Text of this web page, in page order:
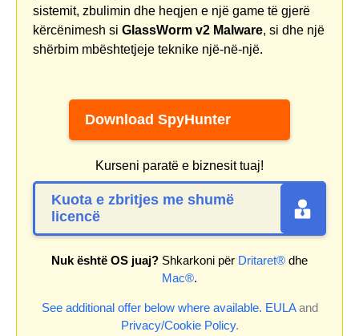
sistemit, zbulimin dhe heqjen e një game të gjerë
kërcënimesh si GlassWorm v2 Malware, si dhe një
shërbim mbështetjeje teknike një-në-një.
Download SpyHunter
Kurseni paratë e biznesit tuaj!
Kuota e zbritjes me shumë
licencë
Nuk është OS juaj? Shkarkoni për Dritaret® dhe
Mac®.
See additional offer below where available. EULAand
Privacy/Cookie Policy.